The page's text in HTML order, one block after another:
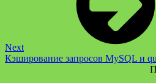
Next
Кэширование запросов MySQL и